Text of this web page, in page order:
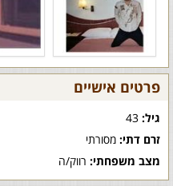
פרטים אישיים
גיל:
זרם דתי: מסורתי
מצב משפחתי: רווק/ה